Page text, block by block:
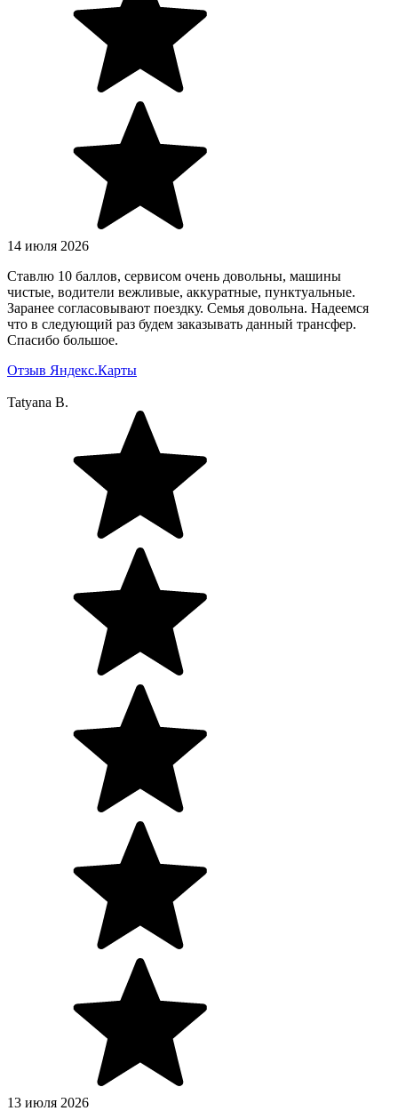
14 июля 2026
Ставлю 10 баллов, сервисом очень довольны, машины
чистые, водители вежливые, аккуратные, пунктуальные.
Заранее согласовывают поездку. Семья довольна. Надеемся
что в следующий раз будем заказывать данный трансфер.
Спасибо большое.
Отзыв Яндекс.Карты
Tatyana B.
13 июля 2026